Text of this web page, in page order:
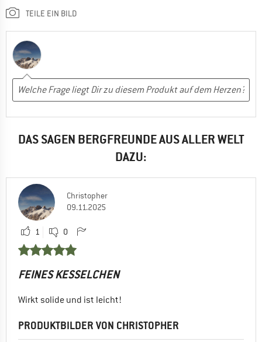
TEILE EIN BILD
DAS SAGEN BERGFREUNDE AUS ALLER WELT
DAZU:
Christopher
09.11.2025
1 0
FEINES KESSELCHEN
Wirkt solide und ist leicht!
PRODUKTBILDER VON CHRISTOPHER